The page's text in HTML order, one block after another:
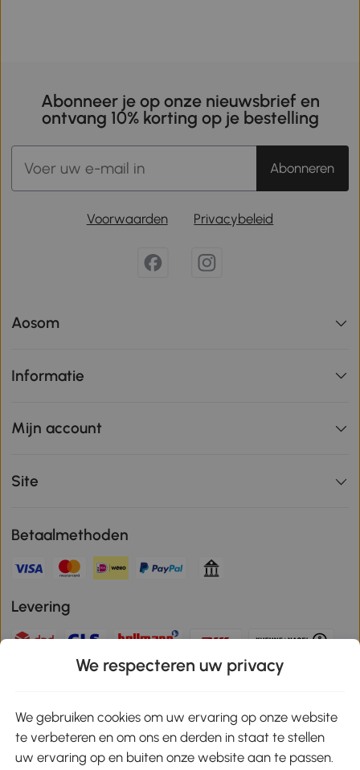
Abonneer je op onze nieuwsbrief en
ontvang 10% korting op je bestelling
Abonneren
Voorwaarden Privacybeleid
Aosom
Informatie
Mijn account
Site
Betaalmethoden
Levering
Download de app en ontvang 10% korting!
We respecteren uw privacy
We gebruiken cookies om uw ervaring op onze website
te verbeteren en om ons en derden in staat te stellen
uw ervaring op en buiten onze website aan te passen.